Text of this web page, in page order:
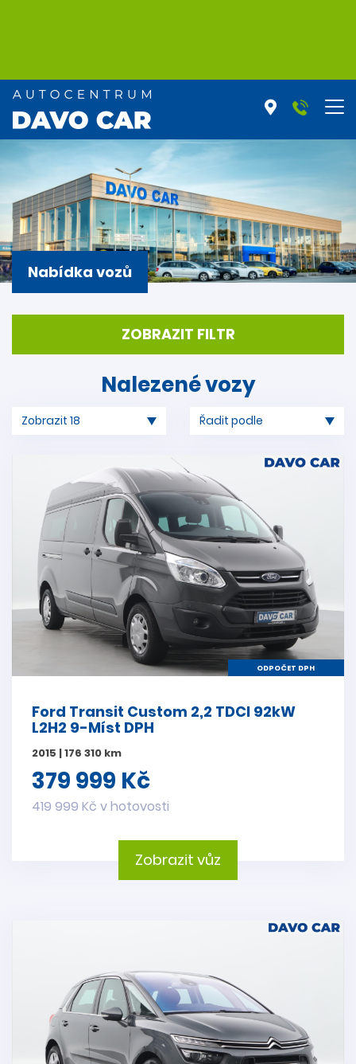
Nabídka vozů
ZOBRAZIT FILTR
Nalezené vozy
ODPOČET DPH
Ford Transit Custom 2,2 TDCI 92kW
L2H2 9-Míst DPH
2015 | 176 310 km
379 999 Kč
419 999 Kč v hotovosti
Zobrazit vůz